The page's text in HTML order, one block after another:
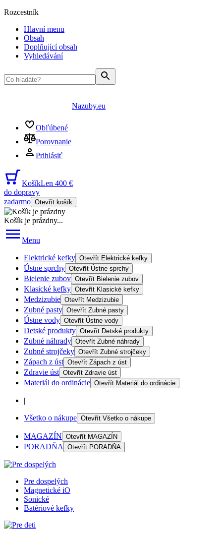
Rozcestník
Hlavní menu
Obsah
Doplňující obsah
Vyhledávání
Nazuby.eu
Obľúbené
Porovnanie
Prihlásiť
KošíkLen 400 €
do dopravy
zadarmo Otevřít košík
Košík je prázdny...
Menu
Elektrické kefky Otevřít Elektrické kefky
Ústne sprchy Otevřít Ústne sprchy
Bielenie zubov Otevřít Bielenie zubov
Klasické kefky Otevřít Klasické kefky
Medzizubie Otevřít Medzizubie
Zubné pasty Otevřít Zubné pasty
Ústne vody Otevřít Ústne vody
Detské produkty Otevřít Detské produkty
Zubné náhrady Otevřít Zubné náhrady
Zubné strojčeky Otevřít Zubné strojčeky
Zápach z úst Otevřít Zápach z úst
Zdravie úst Otevřít Zdravie úst
Materiál do ordinácie Otevřít Materiál do ordinácie
|
Všetko o nákupe Otevřít Všetko o nákupe
MAGAZÍN Otevřít MAGAZÍN
PORADŇA Otevřít PORADŇA
Pre dospelých
Magnetické iO
Sonické
Batériové kefky